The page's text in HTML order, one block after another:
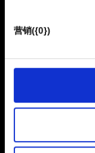
也可能与我们的合
使用所有这些非强
您可以在下面的"
其中的内容并准备
营销({0})